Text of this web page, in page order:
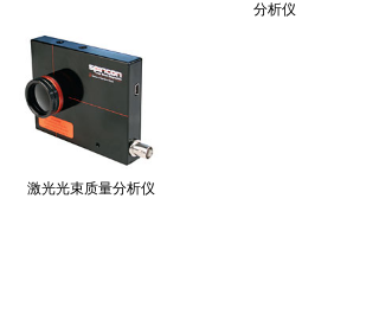
分析仪
激光光束质量分析仪